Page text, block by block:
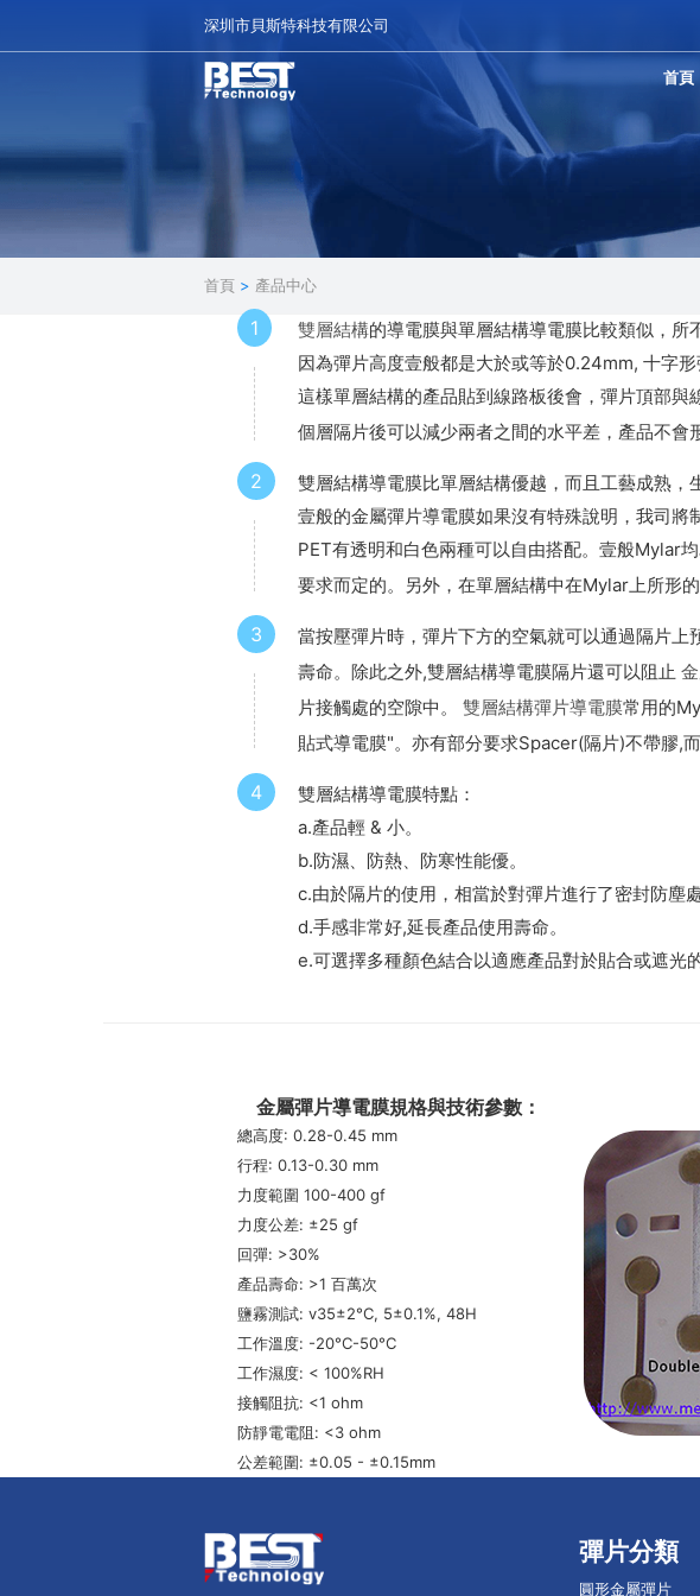
深圳市貝斯特科技有限公司
首頁
首頁 > 產品中心
1 雙層結構的導電膜與單層結構導電膜比較類似，所
因為彈片高度壹般都是大於或等於0.24mm, 十字
這樣單層結構的產品貼到線路板後會，彈片頂部
個層隔片後可以減少兩者之間的水平差，產品不會
2 雙層結構導電膜比單層結構優越，而且工藝成熟，
壹般的金屬彈片導電膜如果沒有特殊說明，我司將
PET有透明和白色兩種可以自由搭配。壹般Mylar
要求而定的。另外，在單層結構中在Mylar上所形
3
當按壓彈片時，彈片下方的空氣就可以通過隔片
壽命。除此之外,雙層結構導電膜隔片還可以阻止
片接觸處的空隙中。 雙層結構彈片導電膜常用的
貼式導電膜"。亦有部分要求Spacer(隔片)不帶膠,
4
雙層結構導電膜特點：
a.產品輕 & 小。
b.防濕、防熱、防寒性能優。
c.由於隔片的使用，相當於對彈片進行了密封防塵
d.手感非常好,延長產品使用壽命。
e.可選擇多種顏色結合以適應產品對於貼合或遮光
金屬彈片導電膜規格與技術參數：
總高度: 0.28-0.45 mm
行程: 0.13-0.30 mm
力度範圍 100-400 gf
力度公差: ±25 gf
回彈: >30%
產品壽命: >1 百萬次
鹽霧測試: v35±2°C, 5±0.1%, 48H
工作溫度: -20°C-50°C
工作濕度: < 100%RH
接觸阻抗: <1 ohm
防靜電電阻: <3 ohm
公差範圍: ±0.05 - ±0.15mm
彈片分類
圓形金屬彈片